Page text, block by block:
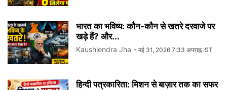
भारत का भविष्य: कौन-कौन से खतरे दरवाजे पर
खड़े हैं? और...
Kaushlendra Jha - मई 31, 2026 7:33 अपराह्न IST
हिन्दी पत्रकारिता: मिशन से बाज़ार तक का सफर